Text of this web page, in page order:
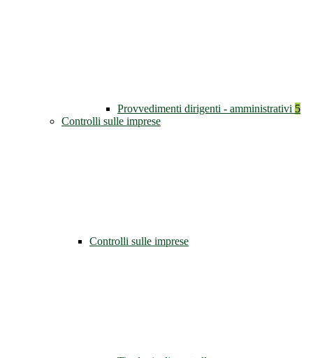
Provvedimenti dirigenti - amministrativi 5
Controlli sulle imprese
Controlli sulle imprese